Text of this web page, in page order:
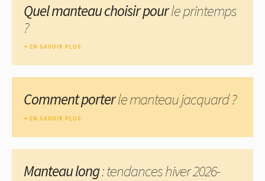
Quel manteau choisir pourle printemps
?
EN SAVOIR PLUS
Comment porterle manteau jacquard ?
EN SAVOIR PLUS
Manteau long: tendances hiver 2026-